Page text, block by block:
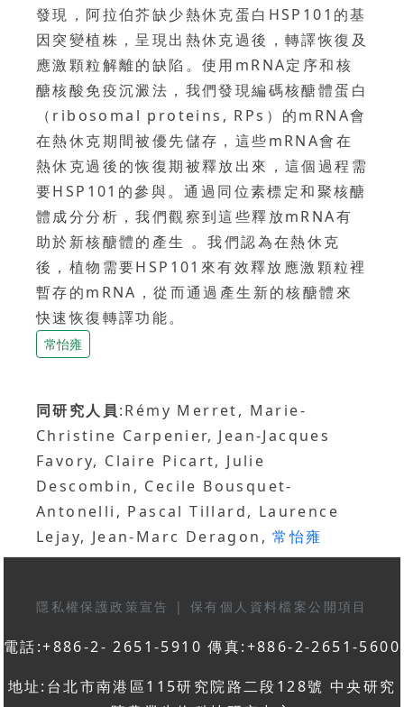
發現，阿拉伯芥缺少熱休克蛋白HSP101的基
因突變植株，呈現出熱休克過後，轉譯恢復及
應激顆粒解離的缺陷。使用mRNA定序和核
醣核酸免疫沉澱法，我們發現編碼核醣體蛋白
（ribosomal proteins, RPs）的mRNA會
在熱休克期間被優先儲存，這些mRNA會在
熱休克過後的恢復期被釋放出來，這個過程需
要HSP101的參與。通過同位素標定和聚核醣
體成分分析，我們觀察到這些釋放mRNA有
助於新核醣體的產生 。我們認為在熱休克
後，植物需要HSP101來有效釋放應激顆粒裡
暫存的mRNA，從而通過產生新的核醣體來
快速恢復轉譯功能。
常怡雍
同研究人員:Rémy Merret, Marie-
Christine Carpenier, Jean-Jacques
Favory, Claire Picart, Julie
Descombin, Cecile Bousquet-
Antonelli, Pascal Tillard, Laurence
Lejay, Jean-Marc Deragon,常怡雍
隱私權保護政策宣告 | 保有個人資料檔案公開項目
電話:+886-2- 2651-5910 傳真:+886-2-2651-5600
地址:台北市南港區115研究院路二段128號 中央研究